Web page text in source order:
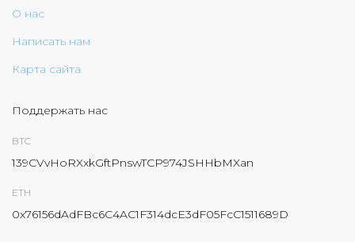
О нас
Написать нам
Карта сайта
Поддержать нас
BTC
139CVvHoRXxkGftPnswTCP974JSHHbMXan
ETH
0x76156dAdFBc6C4AC1F314dcE3dF05FcC1511689D